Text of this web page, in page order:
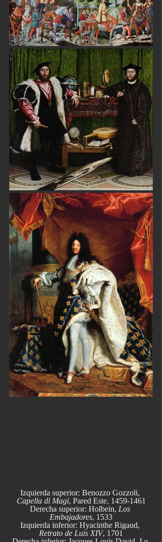
Izquierda superior: Benozzo Gozzoli,
Capella di Magi, Pared Este, 1459-1461
Derecha superior: Holbein, Los
Embajadores, 1533
Izquierda inferior: Hyacinthe Rigaud,
Retrato de Luis XIV, 1701